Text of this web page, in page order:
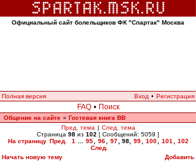
Официальный сайт болельщиков ФК "Спартак" Москва
Полная версия Вход • Регистрация
FAQ • Поиск
Общение на сайте » Гостевая книга ВВ
Пред. тема | След. тема
Страница 98 из 102 [ Сообщений: 5059 ]
На страницу Пред. 1 95 96 97 98, 99 100 101
102
След.
Начать новую тему
Добавить